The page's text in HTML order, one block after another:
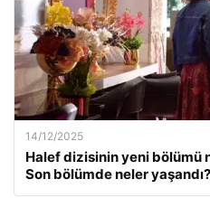
14/12/2025
Halef dizisinin yeni bölümü
Son bölümde neler yaşandı?